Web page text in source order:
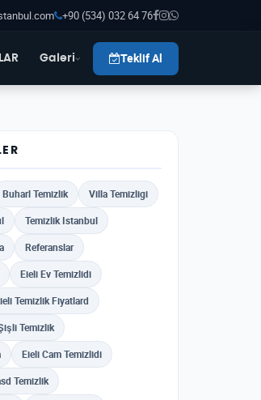
+90 (534) 032 64 76
Galeri Teklif Al
Buharl Temizlik Villa Temizligi
Temizlik Istanbul
Referanslar
Eieli Ev Temizlidi
Temizlik Fiyatlard
Temizlik
Eieli Cam Temizlidi
Temizlik